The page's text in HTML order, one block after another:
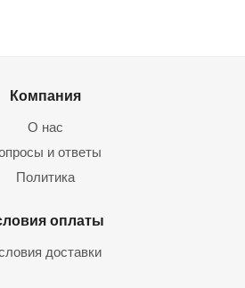
Компания
О нас
и ответы
Политика
оплаты
доставки